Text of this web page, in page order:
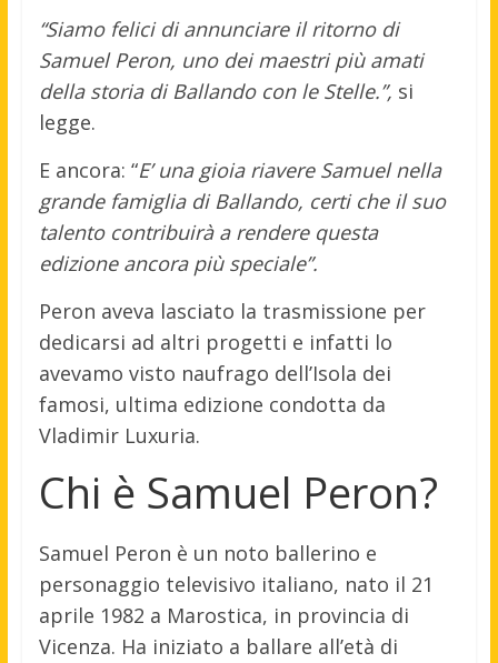
“Siamo felici di annunciare il ritorno di
Samuel Peron, uno dei maestri più amati
della storia di Ballando con le Stelle.”, si
legge.
E ancora: “E’ una gioia riavere Samuel nella
grande famiglia di Ballando, certi che il suo
talento contribuirà a rendere questa
edizione ancora più speciale”.
Peron aveva lasciato la trasmissione per
dedicarsi ad altri progetti e infatti lo
avevamo visto naufrago dell’Isola dei
famosi, ultima edizione condotta da
Vladimir Luxuria.
Chi è Samuel Peron?
Samuel Peron è un noto ballerino e
personaggio televisivo italiano, nato il 21
aprile 1982 a Marostica, in provincia di
Vicenza. Ha iniziato a ballare all’età di